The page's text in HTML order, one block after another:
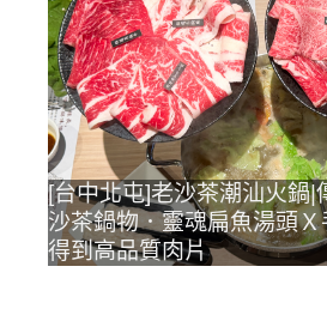
[台中北屯]老沙茶潮汕火鍋|
沙茶鍋物．靈魂扁魚湯頭
得到高品質肉片